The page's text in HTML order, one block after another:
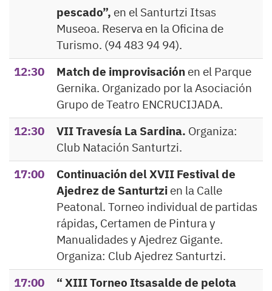
pescado”, en el Santurtzi Itsas
Museoa. Reserva en la Oficina de
Turismo. (94 483 94 94).
12:30
Match de improvisación en el Parque
Gernika. Organizado por la Asociación
Grupo de Teatro ENCRUCIJADA.
12:30
VII Travesía La Sardina. Organiza:
Club Natación Santurtzi.
17:00
Continuación del XVII Festival de
Ajedrez de Santurtzi en la Calle
Peatonal. Torneo individual de partidas
rápidas, Certamen de Pintura y
Manualidades y Ajedrez Gigante.
Organiza: Club Ajedrez Santurtzi.
17:00
“ XIII Torneo Itsasalde de pelota